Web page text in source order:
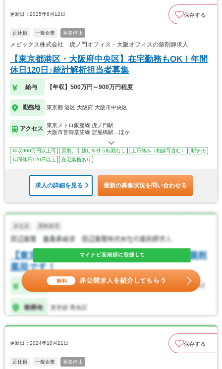
更新日：2025年6月12日 保存する
正社員 一般企業 募集停止
メビックス株式会社 虎ノ門オフィス・大阪オフィスの薬剤師求人
【東京都港区・大阪府中央区】在宅勤務もOK！年間
休日120日♪統計解析担当者募集
給与 【年収】500万円～900万円程度
勤務地 東京都 港区,大阪府 大阪市中央区
アクセス
東京メトロ銀座線 虎ノ門駅
大阪市営御堂筋線 淀屋橋駅…ほか
年収900万円以上可 原則、引越しを伴う転勤なし 土日休み（相談可含む）
駅チカ
年間休日120日以上
在宅業務あり
求人の詳細を見る 最新の募集状況を問い合わせる
更新日：2024年10月21日 保存する
正社員 一般企業 募集停止